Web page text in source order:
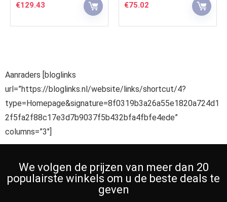
€ 75.02 €
Aanraders [bloglinks
url=”https://bloglinks.nl/website/links/shortcut/4?
type=Homepage&signature=8f0319b3a26a55e1820a724d1
2f5fa2f88c17e3d7b9037f5b432bfa4fbfe4ede”
columns=”3″]
We volgen de prijzen van meer dan 20
populairste winkels om u de beste deals te
geven